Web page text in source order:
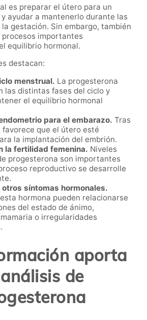
es preparar el útero para un
ayudar a mantenerlo durante las
gestación. Sin embargo, también
importantes
equilibrio hormonal.
destacan:
menstrual. La progesterona
las distintas fases del ciclo y
el equilibrio hormonal
para el embarazo. Tras
favorece que el útero esté
la implantación del embrión.
la fertilidad femenina. Niveles
progesterona son importantes
reproductivo se desarrolle
síntomas hormonales.
hormona pueden relacionarse
del estado de ánimo,
o irregularidades
aporta
de